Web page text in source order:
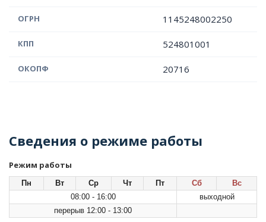
ОГРН 1145248002250
КПП 524801001
ОКОПФ 20716
Сведения о режиме работы
Режим работы
Пн Вт Ср Чт Пт Сб
Вс
08:00 - 16:00
выходной
перерыв 12:00 - 13:00